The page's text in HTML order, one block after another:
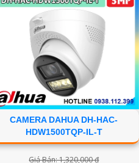
CAMERA DAHUA DH-HAC-
HDW1500TQP-IL-T
Giá Bán: 1,320,000 ₫